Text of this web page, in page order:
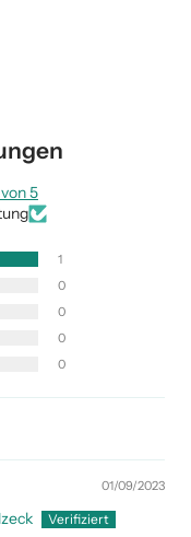
5
1
0
0
0
0
01/09/2023